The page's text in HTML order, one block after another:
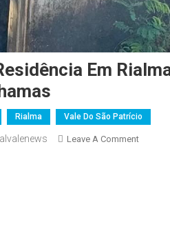
Em
Rialma Vale Do São Patrício
Leave A CommentOn